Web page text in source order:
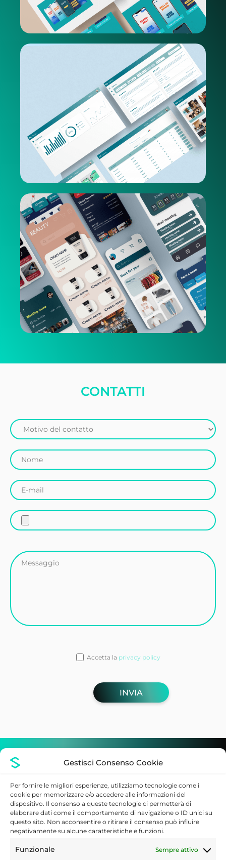
Gestisci Consenso Cookie
Per fornire le migliori esperienze, utilizziamo tecnologie come i
cookie per memorizzare e/o accedere alle informazioni del
dispositivo. Il consenso a queste tecnologie ci permetterà di
elaborare dati come il comportamento di navigazione o ID unici su
questo sito. Non acconsentire o ritirare il consenso può influire
negativamente su alcune caratteristiche e funzioni.
Funzionale Sempre attivo
CONTATTI
Accetta la privacy policy
DOVE PUOI TROVARCI
Sede legale
Via Imperatore Federico, 24
90143 Palermo (PA), Italia